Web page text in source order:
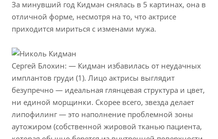
За минувший год Кидман снялась в 5 картинах, она в
отличной форме, несмотря на то, что актрисе
приходится мириться с изменами мужа.
Сергей Блохин: — Кидман избавилась от неудачных
имплантов груди (1). Лицо актрисы выглядит
безупречно — идеальная глянцевая структура и цвет,
ни единой морщинки. Скорее всего, звезда делает
липофилинг — это наполнение проблемной зоны
аутожиром (собственной жировой тканью пациента,